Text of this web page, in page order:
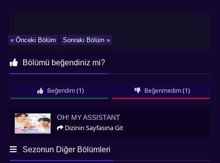
Sonraki Bölüm »
« Önceki Bölüm
Bölümü beğendiniz mi?
Beğendim (1) Beğenmedim (1)
Oh! My Assistant
OH! MY ASSISTANT
Dizinin Sayfasına Git
Sezonun Diğer Bölümleri